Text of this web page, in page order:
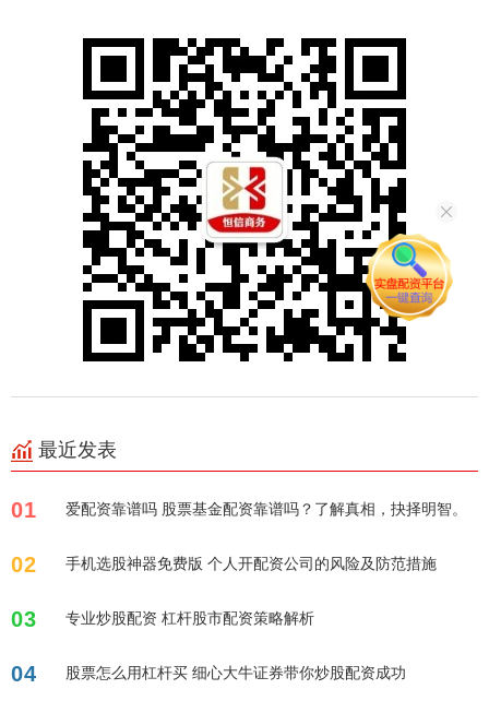
最近发表
01 爱配资靠谱吗 股票基金配资靠谱吗？了解真相，抉择明智。
02 手机选股神器免费版 个人开配资公司的风险及防范措施
03 专业炒股配资 杠杆股市配资策略解析
04 股票怎么用杠杆买 细心大牛证券带你炒股配资成功